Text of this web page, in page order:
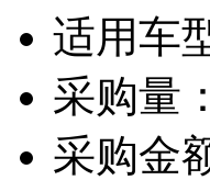
适用车
采购量：
采购金